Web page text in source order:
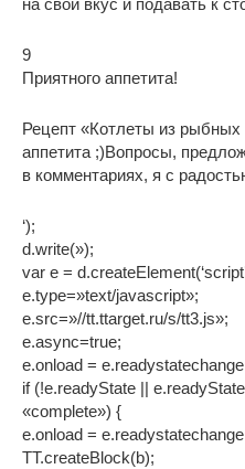
9
Приятного аппетита!
Рецепт «Котлеты из рыбных
аппетита ;)Вопросы,
в комментариях, я с
‘);
d.write(»);
var e =
e.type=»text/javascript»;
e.src=»//tt.ttarget.ru/s/tt3.js»;
e.async=true;
e.onload =
if (!e.readyState ||
«complete») {
e.onload =
TT.createBlock(b);